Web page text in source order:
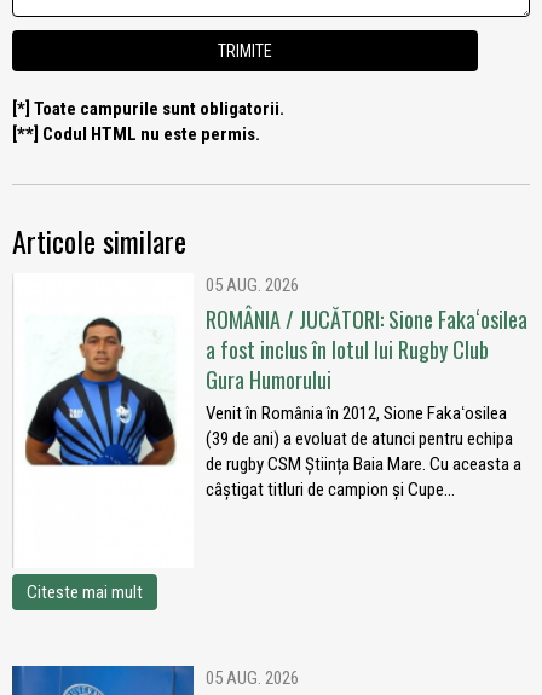
[*] Toate campurile sunt obligatorii.
[**] Codul HTML nu este permis.
Articole similare
05 AUG. 2026
ROMÂNIA / JUCĂTORI: Sione Fakaʻosilea
a fost inclus în lotul lui Rugby Club
Gura Humorului
Venit în România în 2012, Sione Fakaʻosilea
(39 de ani) a evoluat de atunci pentru echipa
de rugby CSM Știința Baia Mare. Cu aceasta a
câștigat titluri de campion și Cupe...
Citeste mai mult
05 AUG. 2026